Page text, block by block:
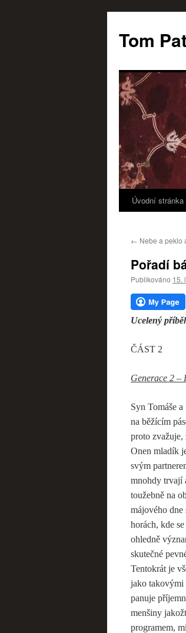
Tom
Přejít
obsahu
webu
Úvodní stránka
← Nebe a peklo
Pořadí
Publikováno 15.
Ucelený
ČÁST 2
Generace 2 –
Syn Tomáše
na běžícím
proto zvažuje,
Onen mladík
svým
mnohdy trvají
toužebně na
májového
horách, kde
ohledně
skutečné
Tentokrát je
jako takovými
panuje
menšiny
programem,